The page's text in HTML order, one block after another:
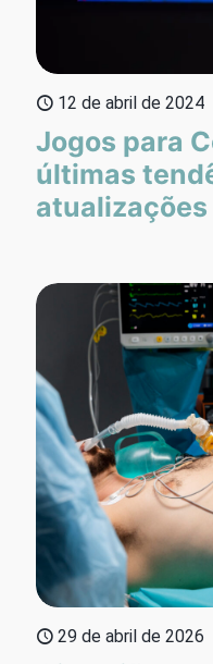
12 de abril de 2024
Jogos para
últimas
atualizações
29 de abril de 2026